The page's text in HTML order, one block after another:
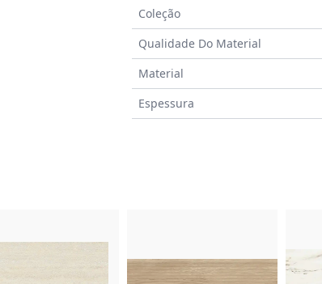
Coleção
Qualidade Do Material
Material
Espessura